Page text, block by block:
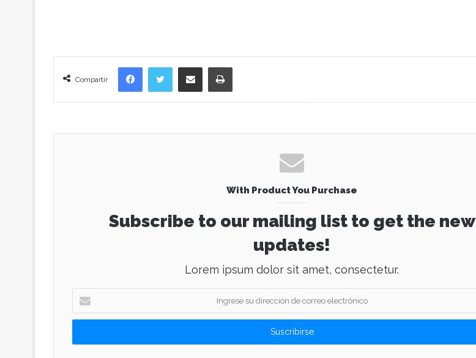
Compartir
Facebook Compartir vía correo electrónico
With Product You Purchase
Subscribe to our mailing list to get the new
updates!
Lorem ipsum dolor sit amet, consectetur.
g
e